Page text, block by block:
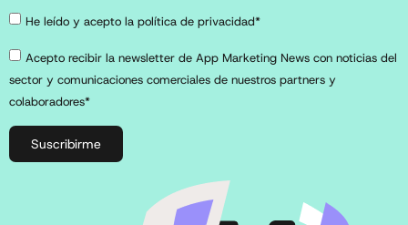
He leído y acepto la política de privacidad*
Acepto recibir la newsletter de App Marketing News con noticias del
sector y comunicaciones comerciales de nuestros partners y
colaboradores*
Suscribirme